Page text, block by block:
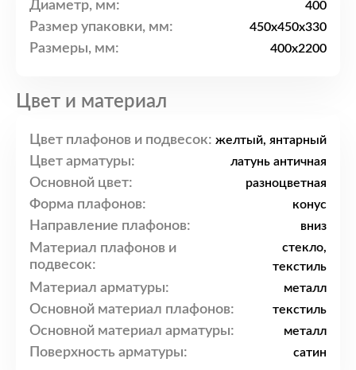
Диаметр, мм: 400
Размер упаковки, мм: 450x450x330
Размеры, мм: 400x2200
Цвет и материал
Цвет плафонов и подвесок: желтый, янтарный
Цвет арматуры: латунь античная
Основной цвет: разноцветная
Форма плафонов: конус
Направление плафонов: вниз
Материал плафонов и
подвесок:
стекло,
текстиль
Материал арматуры: металл
Основной материал плафонов: текстиль
Основной материал арматуры: металл
Поверхность арматуры: сатин